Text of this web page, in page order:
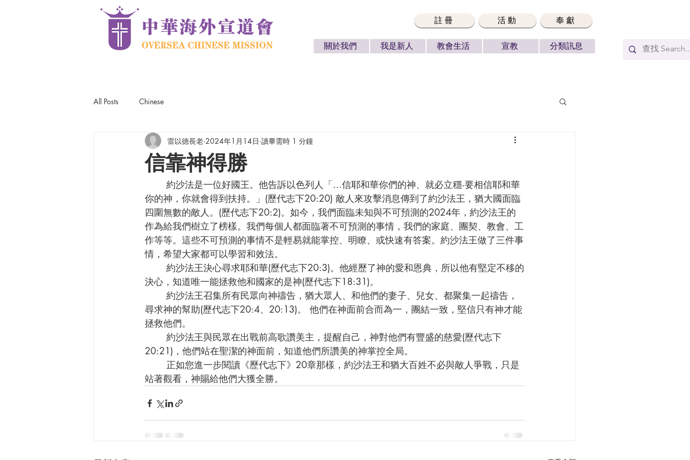
註冊 活動 奉獻
關於我們 我是新人 教會生活 宣教 分類訊息
All Posts Chinese
信靠神得勝
雷以德長老 2024年1月14日 讀畢需時 1 分鐘
你的神，你就會得到扶持。」(歷代志下20:20) 敵人來攻擊消息傳到了約沙法王，猶大國面臨
四圍無數的敵人。(歷代志下20:2)。如今，我們面臨未知與不可預測的2024年，約沙法王的
作為給我們樹立了榜樣。我們每個人都面臨著不可預測的事情，我們的家庭、團契、教會、工
作等等。這些不可預測的事情不是輕易就能掌控、明瞭、或快速有答案。約沙法王做了三件事
情，希望大家都可以學習和效法。
決心，知道唯一能拯救他和國家的是神(歷代志下18:31)。
尋求神的幫助(歷代志下20:4、20:13)。 他們在神面前合而為一，團結一致，堅信只有神才能
拯救他們。
20:21)，他們站在聖潔的神面前，知道他們所讚美的神掌控全局。
站著觀看，神賜給他們大獲全勝。